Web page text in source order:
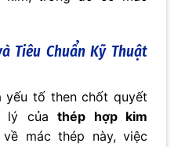
Tiêu Chuẩn Kỹ Thuật
yếu tố then chốt quyết
lý củathép hợp kim
mác thép này, việc